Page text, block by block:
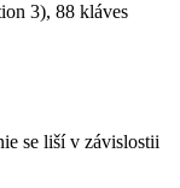
3), 88 kláves
se liší v závislostii